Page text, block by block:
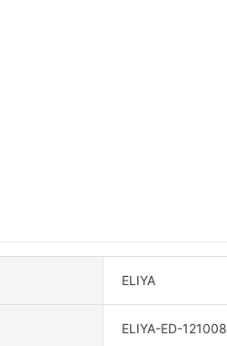
ELIYA
ELIYA-ED-121008